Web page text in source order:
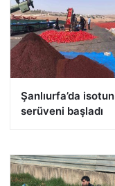
Şanlıurfa’da isotun
serüveni başladı